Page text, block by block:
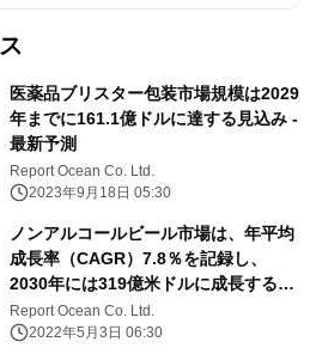
医薬品ブリスター包装市場規模は2029
年までに161.1億ドルに達する見込み -
最新予測
Report Ocean Co. Ltd.
2023年9月18日 05:30
ノンアルコールビール市場は、年平均
成長率（CAGR）7.8％を記録し、
2030年には319億米ドルに成長すると
予測される
Report Ocean Co. Ltd.
2022年5月3日 06:30